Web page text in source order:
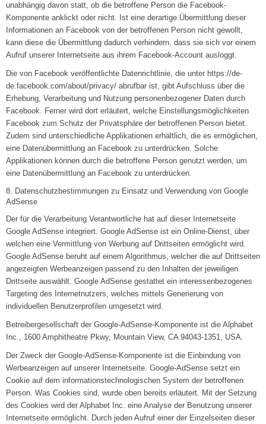
unabhängig davon statt, ob die betroffene Person die Facebook-
Komponente anklickt oder nicht. Ist eine derartige Übermittlung dieser
Informationen an Facebook von der betroffenen Person nicht gewollt,
kann diese die Übermittlung dadurch verhindern, dass sie sich vor einem
Aufruf unserer Internetseite aus ihrem Facebook-Account ausloggt.
Die von Facebook veröffentlichte Datenrichtlinie, die unter https://de-
de.facebook.com/about/privacy/ abrufbar ist, gibt Aufschluss über die
Erhebung, Verarbeitung und Nutzung personenbezogener Daten durch
Facebook. Ferner wird dort erläutert, welche Einstellungsmöglichkeiten
Facebook zum Schutz der Privatsphäre der betroffenen Person bietet.
Zudem sind unterschiedliche Applikationen erhältlich, die es ermöglichen,
eine Datenübermittlung an Facebook zu unterdrücken. Solche
Applikationen können durch die betroffene Person genutzt werden, um
eine Datenübermittlung an Facebook zu unterdrücken.
8. Datenschutzbestimmungen zu Einsatz und Verwendung von Google
AdSense
Der für die Verarbeitung Verantwortliche hat auf dieser Internetseite
Google AdSense integriert. Google AdSense ist ein Online-Dienst, über
welchen eine Vermittlung von Werbung auf Drittseiten ermöglicht wird.
Google AdSense beruht auf einem Algorithmus, welcher die auf Drittseiten
angezeigten Werbeanzeigen passend zu den Inhalten der jeweiligen
Drittseite auswählt. Google AdSense gestattet ein interessenbezogenes
Targeting des Internetnutzers, welches mittels Generierung von
individuellen Benutzerprofilen umgesetzt wird.
Betreibergesellschaft der Google-AdSense-Komponente ist die Alphabet
Inc., 1600 Amphitheatre Pkwy, Mountain View, CA 94043-1351, USA.
Der Zweck der Google-AdSense-Komponente ist die Einbindung von
Werbeanzeigen auf unserer Internetseite. Google-AdSense setzt ein
Cookie auf dem informationstechnologischen System der betroffenen
Person. Was Cookies sind, wurde oben bereits erläutert. Mit der Setzung
des Cookies wird der Alphabet Inc. eine Analyse der Benutzung unserer
Internetseite ermöglicht. Durch jeden Aufruf einer der Einzelseiten dieser